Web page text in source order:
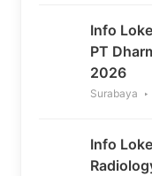
Info
PT
2026
Surabaya
Info